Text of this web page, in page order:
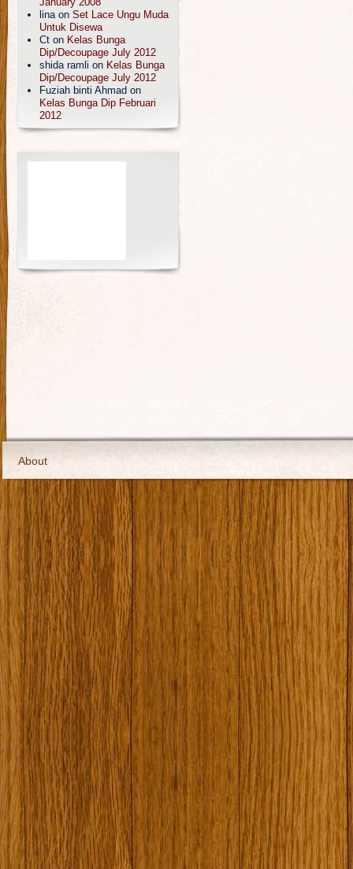
linaon Set Lace Ungu Muda
Untuk Disewa
Ct on Kelas Bunga
Dip/Decoupage July 2012
shida ramli on Kelas Bunga
Dip/Decoupage July 2012
Fuziah binti Ahmad on
Kelas Bunga Dip Februari
2012
About